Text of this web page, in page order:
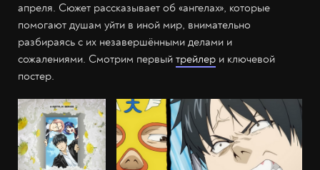
апреля. Сюжет рассказывает об «ангелах», которые
помогают душам уйти в иной мир, внимательно
разбираясь с их незавершёнными делами и
сожалениями. Смотрим первый трейлер и ключевой
постер.